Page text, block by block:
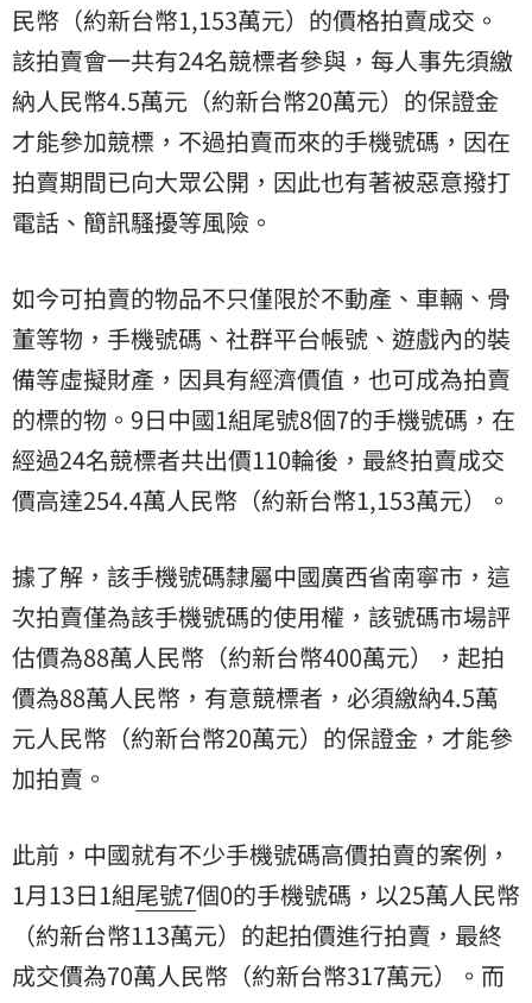
民幣（約新台幣1,153萬元）的價格拍賣成交。
該拍賣會一共有24名競標者參與，每人事先須繳
納人民幣4.5萬元（約新台幣20萬元）的保證金
才能參加競標，不過拍賣而來的手機號碼，因在
拍賣期間已向大眾公開，因此也有著被惡意撥打
電話、簡訊騷擾等風險。
如今可拍賣的物品不只僅限於不動產、車輛、骨
董等物，手機號碼、社群平台帳號、遊戲內的裝
備等虛擬財產，因具有經濟價值，也可成為拍賣
的標的物。9日中國1組尾號8個7的手機號碼，在
經過24名競標者共出價110輪後，最終拍賣成交
價高達254.4萬人民幣（約新台幣1,153萬元）。
據了解，該手機號碼隸屬中國廣西省南寧市，這
次拍賣僅為該手機號碼的使用權，該號碼市場評
估價為88萬人民幣（約新台幣400萬元）， 起拍
價為88萬人民幣，有意競標者，必須繳納4.5萬
元人民幣（約新台幣20萬元）的保證金，才能參
加拍賣。
此前，中國就有不少手機號碼高價拍賣的案例，
1月13日1組尾號7個0的手機號碼，以25萬人民幣
（約新台幣113萬元）的起拍價進行拍賣，最終
成交價為70萬人民幣（約新台幣317萬元）。而